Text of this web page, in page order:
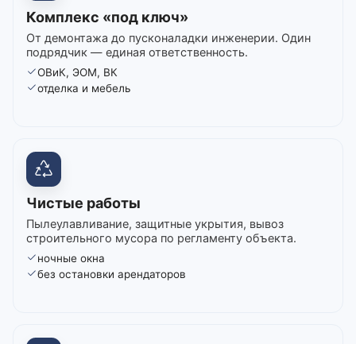
Комплекс «под ключ»
От демонтажа до пусконаладки инженерии. Один
подрядчик — единая ответственность.
ОВиК, ЭОМ, ВК
отделка и мебель
Чистые работы
Пылеулавливание, защитные укрытия, вывоз
строительного мусора по регламенту объекта.
ночные окна
без остановки арендаторов